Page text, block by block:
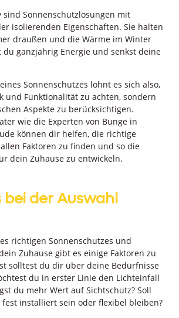
sind Sonnenschutzlösungen mit
isolierenden Eigenschaften. Sie halten
draußen und die Wärme im Winter
du ganzjährig Energie und senkst deine
Sonnenschutzes lohnt es sich also,
und Funktionalität zu achten, sondern
Aspekte zu berücksichtigen.
wie die Experten von Bunge in
können dir helfen, die richtige
Faktoren zu finden und so die
dein Zuhause zu entwickeln.
bei der Auswahl
richtigen Sonnenschutzes und
Zuhause gibt es einige Faktoren zu
solltest du dir über deine Bedürfnisse
du in erster Linie den Lichteinfall
du mehr Wert auf Sichtschutz? Soll
installiert sein oder flexibel bleiben?